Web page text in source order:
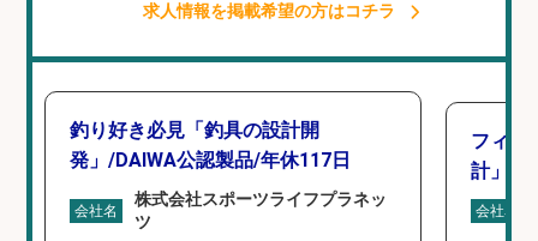
求人情報を掲載希望の方はコチラ
釣り好き必見「釣具の設計開
発」/DAIWA公認製品/年休117日
会社名
株式会社スポーツライフプラネッ
ツ
フィッ
計」
会社名